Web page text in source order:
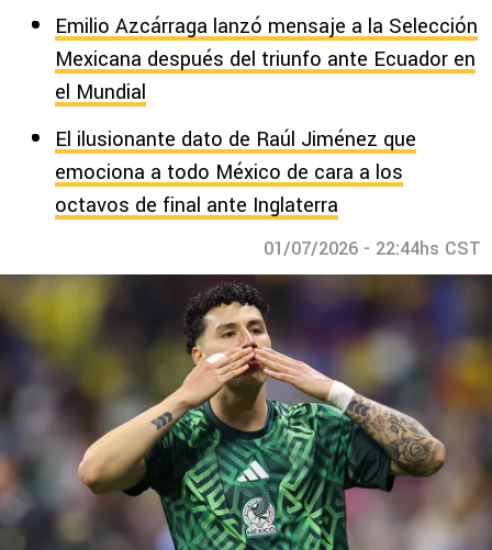
Emilio Azcárraga lanzó mensaje a la Selección
Mexicana después del triunfo ante Ecuador en
el Mundial
El ilusionante dato de Raúl Jiménez que
emociona a todo México de cara a los
octavos de final ante Inglaterra
01/07/2026 - 22:44hs CST